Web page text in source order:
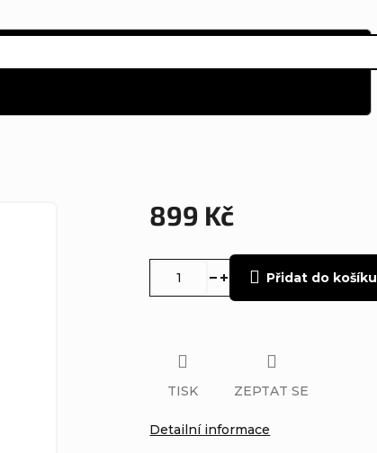
899 Kč
Přidat do košíku
Detailní informace
TISK ZEPTAT SE